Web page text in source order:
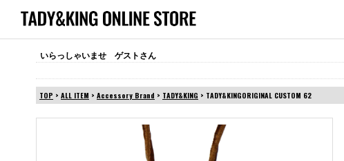
いらっしゃいませ ゲストさん
TOP > ALL ITEM > Accessory Brand > TADY&KING > TADY&KINGORIGINAL CUSTOM 62